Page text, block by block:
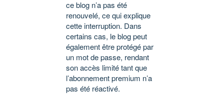
ce blog n’a pas été
renouvelé, ce qui explique
cette interruption. Dans
certains cas, le blog peut
également être protégé par
un mot de passe, rendant
son accès limité tant que
l’abonnement premium n’a
pas été réactivé.